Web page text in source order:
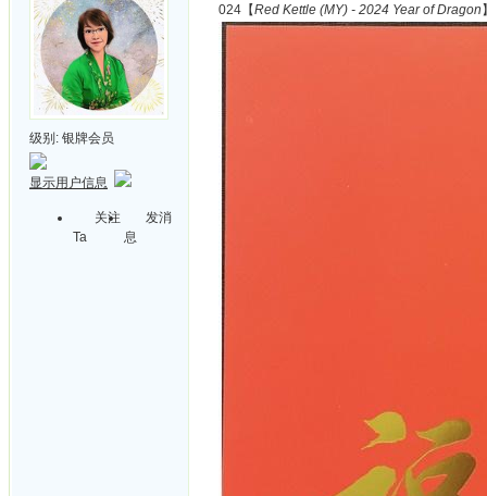
级别: 银牌会员
显示用户信息
关注
Ta
发消
息
024【Red Kettle (MY) - 2024 Year of Dragon